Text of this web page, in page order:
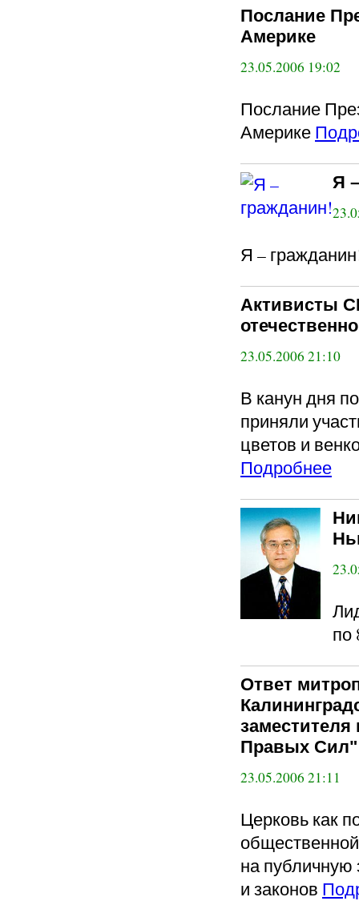
Послание
Америке
23.05.2006 19:02
Послание
Америке
Я
Я –
Активисты
23.05.2006 21:10
В канун дня
приняли
цветов и
Подробнее
по
Ответ
Правых Сил"
23.05.2006 21:11
Церковь как
на публичную
и законов